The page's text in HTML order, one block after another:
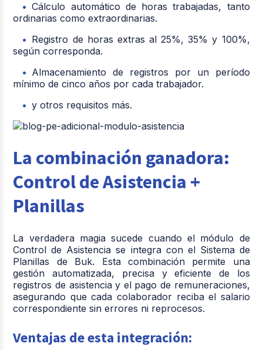
Cálculo automático de horas trabajadas, tanto
ordinarias como extraordinarias.
Registro de horas extras al 25%, 35% y 100%,
según corresponda.
Almacenamiento de registros por un período
mínimo de cinco años por cada trabajador.
y otros requisitos más.
La combinación ganadora:
Control de Asistencia +
Planillas
La verdadera magia sucede cuando el módulo de
Control de Asistencia se integra con el Sistema de
Planillas de Buk. Esta combinación permite una
gestión automatizada, precisa y eficiente de los
registros de asistencia y el pago de remuneraciones,
asegurando que cada colaborador reciba el salario
correspondiente sin errores ni reprocesos.
Ventajas de esta integración: